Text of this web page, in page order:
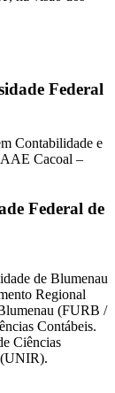
Federal
Contabilidade e
Cacoal –
Federal de
de Blumenau
Regional
(FURB /
Contábeis.
Ciências
(UNIR).